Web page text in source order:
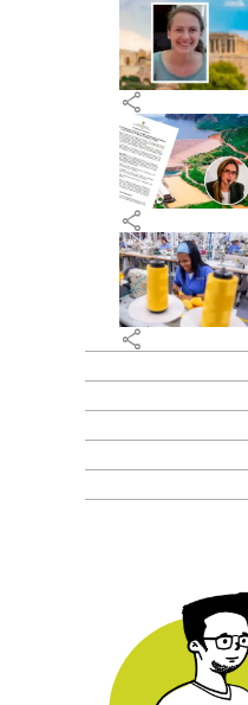
share
share
share